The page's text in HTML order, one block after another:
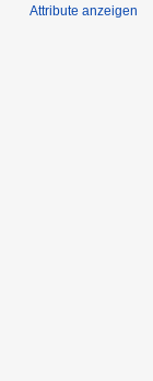
Attribute anzeigen